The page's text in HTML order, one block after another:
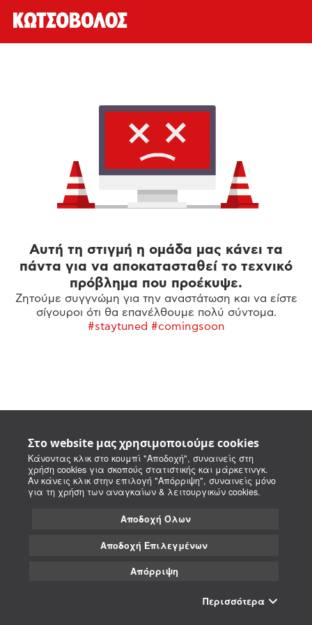
Στο website μας χρησιμοποιούμε cookies
Κάνοντας κλικ στο κουμπί "Αποδοχή", συναινείς στη
χρήση cookies για σκοπούς στατιστικής και μάρκετινγκ.
Αν κάνεις κλικ στην επιλογή "Απόρριψη", συναινείς μόνο
για τη χρήση των αναγκαίων & λειτουργικών cookies.
Αποδοχή Όλων
Αποδοχή Επιλεγμένων
Απόρριψη
Περισσότερα
Αυτή τη στιγμή η ομάδα μας κάνει τα
πάντα για να αποκατασταθεί το τεχνικό
πρόβλημα που προέκυψε.
Ζητούμε συγγνώμη για την αναστάτωση και να είστε
σίγουροι ότι θα επανέλθουμε πολύ σύντομα.
#staytuned #comingsoon